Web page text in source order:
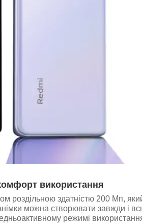
використання
здатністю 200 Мп,
можна створювати завжди і
режимі